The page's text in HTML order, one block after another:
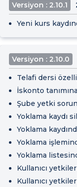
Versiyon : 2.10.1
Yeni kurs
Versiyon : 2.10.0
Telafi dersi
İskonto
Şube yetki
Yoklama kaydı
Yoklama
Yoklama
Yoklama
Kullanıcı
Kullanıcı